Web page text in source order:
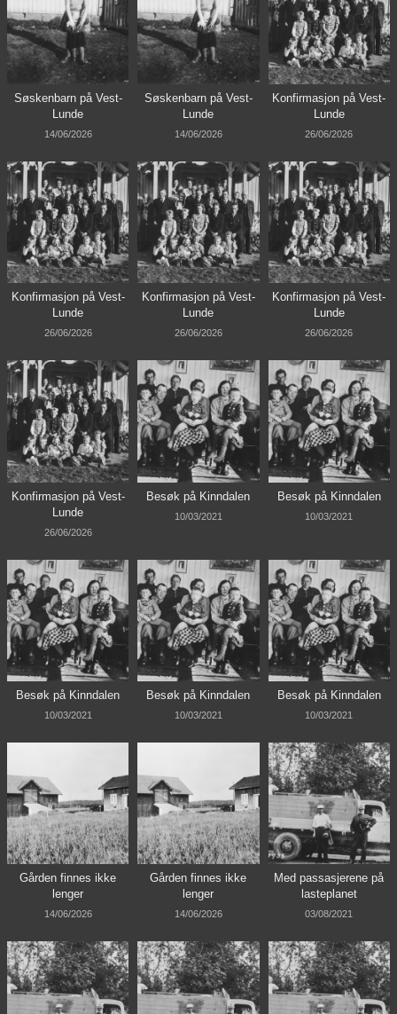
Søskenbarn på Vest-
Lunde
14/06/2026
Søskenbarn på Vest-
Lunde
14/06/2026
Konfirmasjon på Vest-
Lunde
26/06/2026
Konfirmasjon på Vest-
Lunde
26/06/2026
Konfirmasjon på Vest-
Lunde
26/06/2026
Konfirmasjon på Vest-
Lunde
26/06/2026
Konfirmasjon på Vest-
Lunde
26/06/2026
Besøk på Kinndalen
10/03/2021
Besøk på Kinndalen
10/03/2021
Besøk på Kinndalen
10/03/2021
Besøk på Kinndalen
10/03/2021
Besøk på Kinndalen
10/03/2021
Gården finnes ikke
lenger
14/06/2026
Gården finnes ikke
lenger
14/06/2026
Med passasjerene på
lasteplanet
03/08/2021